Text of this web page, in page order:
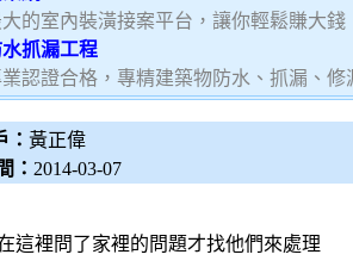
的室內裝潢接案平台，讓你輕鬆賺大
抓漏工程
業認證合格，專精建築物防水、抓漏、
： 黃正偉
： 2014-03-07
這裡問了家裡的問題才找他們來處理